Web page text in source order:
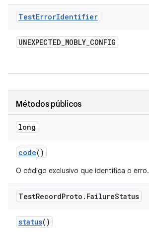
TestErrorIdentifier
UNEXPECTED_MOBLY_CONFIG
Métodos públicos
long
code()
O código exclusivo que identifica o erro.
TestRecordProto . FailureStatus
status()